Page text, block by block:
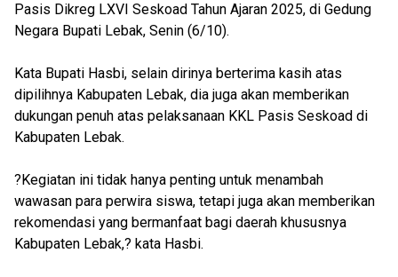
Pasis Dikreg LXVI Seskoad Tahun Ajaran 2025, di Gedung
Negara Bupati Lebak, Senin (6/10).
Kata Bupati Hasbi, selain dirinya berterima kasih atas
dipilihnya Kabupaten Lebak, dia juga akan memberikan
dukungan penuh atas pelaksanaan KKL Pasis Seskoad di
Kabupaten Lebak.
?Kegiatan ini tidak hanya penting untuk menambah
wawasan para perwira siswa, tetapi juga akan memberikan
rekomendasi yang bermanfaat bagi daerah khususnya
Kabupaten Lebak,? kata Hasbi.